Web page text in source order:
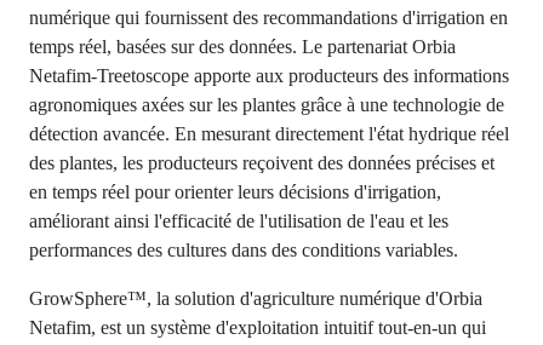
numérique qui fournissent des recommandations d'irrigation en
temps réel, basées sur des données. Le partenariat Orbia
Netafim-Treetoscope apporte aux producteurs des informations
agronomiques axées sur les plantes grâce à une technologie de
détection avancée. En mesurant directement l'état hydrique réel
des plantes, les producteurs reçoivent des données précises et
en temps réel pour orienter leurs décisions d'irrigation,
améliorant ainsi l'efficacité de l'utilisation de l'eau et les
performances des cultures dans des conditions variables.
GrowSphere™, la solution d'agriculture numérique d'Orbia
Netafim, est un système d'exploitation intuitif tout-en-un qui